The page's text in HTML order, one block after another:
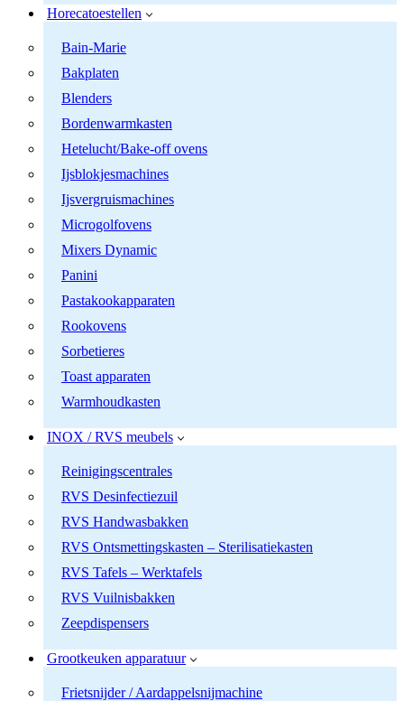
Horecatoestellen
Bain-Marie
Bakplaten
Blenders
Bordenwarmkasten
Hetelucht/Bake-off ovens
Ijsblokjesmachines
Ijsvergruismachines
Microgolfovens
Mixers Dynamic
Panini
Pastakookapparaten
Rookovens
Sorbetieres
Toast apparaten
Warmhoudkasten
INOX / RVS meubels
Reinigingscentrales
RVS Desinfectiezuil
RVS Handwasbakken
RVS Ontsmettingskasten – Sterilisatiekasten
RVS Tafels – Werktafels
RVS Vuilnisbakken
Zeepdispensers
Grootkeuken apparatuur
Frietsnijder / Aardappelsnijmachine